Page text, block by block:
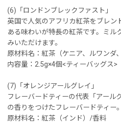
(6)「ロンドンブレックファスト」
英国で人気のアフリカ紅茶をブレン
ある味わいが特長の紅茶です。ミル
みいただけます。
原材料名：紅茶（ケニア、ルワンダ
内容量：2.5g×4個<ティーバッグス>
(7)「オレンジアールグレイ」
フレーバードティーの代表「アール
の香りをつけたフレーバードティー
原材料名：紅茶（インド）/香料